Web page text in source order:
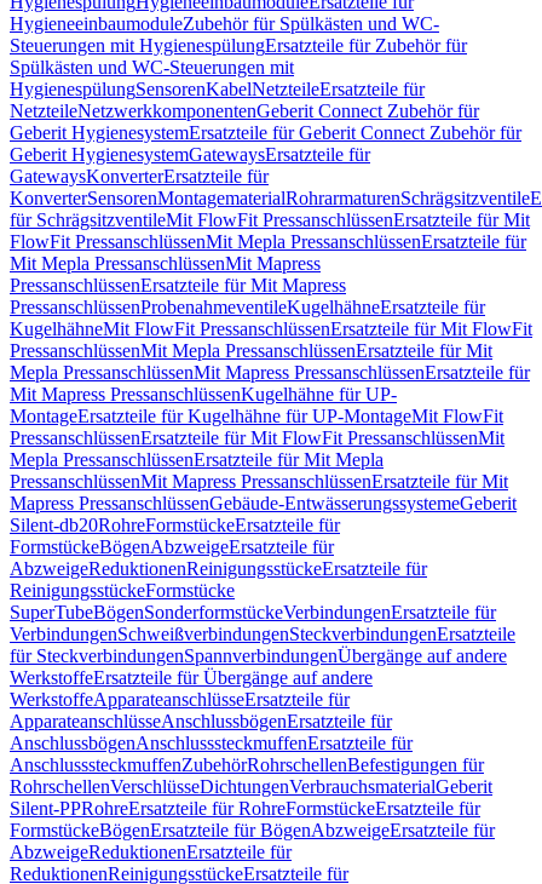
HygieneeinbaumoduleZubehör für Spülkästen und WC-
Steuerungen mit HygienespülungErsatzteile für Zubehör für
Spülkästen und WC-Steuerungen mit
HygienespülungSensorenKabelNetzteileErsatzteile für
NetzteileNetzwerkkomponentenGeberit Connect Zubehör für
Geberit HygienesystemErsatzteile für Geberit Connect Zubehör für
Geberit HygienesystemGatewaysErsatzteile für
GatewaysKonverterErsatzteile für
KonverterSensorenMontagematerialRohrarmaturenSchrägsitzventile
für SchrägsitzventileMit FlowFit PressanschlüssenErsatzteile für Mit
FlowFit PressanschlüssenMit Mepla PressanschlüssenErsatzteile für
Mit Mepla PressanschlüssenMit Mapress
PressanschlüssenErsatzteile für Mit Mapress
PressanschlüssenProbenahmeventileKugelhähneErsatzteile für
KugelhähneMit FlowFit PressanschlüssenErsatzteile für Mit FlowFit
PressanschlüssenMit Mepla PressanschlüssenErsatzteile für Mit
Mepla PressanschlüssenMit Mapress PressanschlüssenErsatzteile für
Mit Mapress PressanschlüssenKugelhähne für UP-
MontageErsatzteile für Kugelhähne für UP-MontageMit FlowFit
PressanschlüssenErsatzteile für Mit FlowFit PressanschlüssenMit
Mepla PressanschlüssenErsatzteile für Mit Mepla
PressanschlüssenMit Mapress PressanschlüssenErsatzteile für Mit
Mapress PressanschlüssenGebäude-EntwässerungssystemeGeberit
Silent-db20RohreFormstückeErsatzteile für
FormstückeBögenAbzweigeErsatzteile für
AbzweigeReduktionenReinigungsstückeErsatzteile für
ReinigungsstückeFormstücke
SuperTubeBögenSonderformstückeVerbindungenErsatzteile für
VerbindungenSchweißverbindungenSteckverbindungenErsatzteile
für SteckverbindungenSpannverbindungenÜbergänge auf andere
WerkstoffeErsatzteile für Übergänge auf andere
WerkstoffeApparateanschlüsseErsatzteile für
ApparateanschlüsseAnschlussbögenErsatzteile für
AnschlussbögenAnschlusssteckmuffenErsatzteile für
AnschlusssteckmuffenZubehörRohrschellenBefestigungen für
RohrschellenVerschlüsseDichtungenVerbrauchsmaterialGeberit
Silent-PPRohreErsatzteile für RohreFormstückeErsatzteile für
FormstückeBögenErsatzteile für BögenAbzweigeErsatzteile für
AbzweigeReduktionenErsatzteile für
ReduktionenReinigungsstückeErsatzteile für